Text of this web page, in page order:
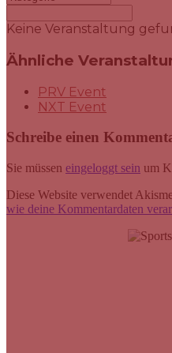
Keine Veranstaltung
Ähnliche
PRV Event
NXT Event
Schreibe einen
Sie müssen eingeloggt sein um
Diese Website verwendet
wie deine Kommentardaten